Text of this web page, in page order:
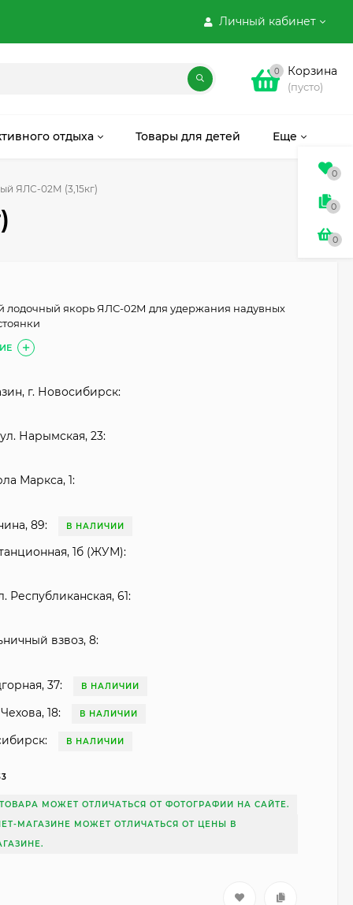
Личный кабинет
0 Корзина
(пусто)
отдыха Товары для детей Еще
ЯЛС-02М (3,15кг)
лодочный якорь ЯЛС-02М для удержания надувных
г. Новосибирск:
Нарымская, 23:
Маркса, 1:
89: В НАЛИЧИИ
1б (ЖУМ):
Республиканская, 61:
взвоз, 8:
37: В НАЛИЧИИ
18: В НАЛИЧИИ
В НАЛИЧИИ
МОЖЕТ ОТЛИЧАТЬСЯ ОТ ФОТОГРАФИИ НА САЙТЕ.
МАГАЗИНЕ МОЖЕТ ОТЛИЧАТЬСЯ ОТ ЦЕНЫ В
0
0
0